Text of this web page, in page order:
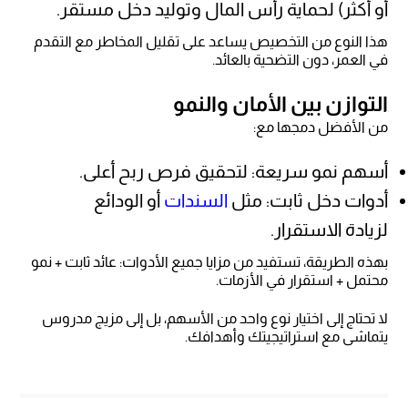
أو أكثر) لحماية رأس المال وتوليد دخل مستقر.
هذا النوع من التخصيص يساعد على تقليل المخاطر مع التقدم
في العمر، دون التضحية بالعائد.
التوازن بين الأمان والنمو
من الأفضل دمجها مع:
أسهم نمو سريعة: لتحقيق فرص ربح أعلى.
أدوات دخل ثابت: مثل السندات أو الودائع
لزيادة الاستقرار.
بهذه الطريقة، تستفيد من مزايا جميع الأدوات: عائد ثابت + نمو
محتمل + استقرار في الأزمات.
لا تحتاج إلى اختيار نوع واحد من الأسهم، بل إلى مزيج مدروس
يتماشى مع استراتيجيتك وأهدافك.